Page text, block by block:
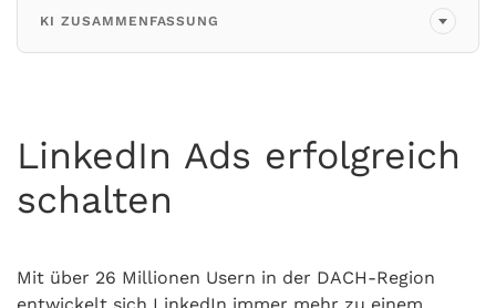
KI ZUSAMMENFASSUNG
LinkedIn Ads erfolgreich
schalten
Mit über 26 Millionen Usern in der DACH-Region